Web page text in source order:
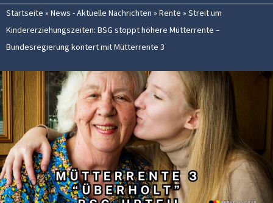
Startseite » News - Aktuelle Nachrichten » Rente » Streit um
Kindererziehungszeiten: BSG stoppt höhere Mütterrente –
Bundesregierung kontert mit Mütterrente 3